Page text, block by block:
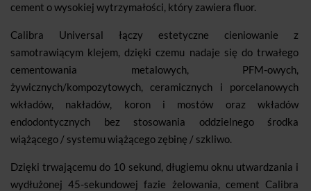
cement o wysokiej wytrzymałości, który zawiera fluor.
Calibra Universal łączy estetyczne cieniowanie z
samotrawiącym klejem, dzięki czemu nadaje się do trwałego
cementowania metalowych, PFM-owych,
żywicznych/kompozytowych, ceramicznych i porcelanowych
wkładów, nakładów, koron i mostów oraz wkładów
endodontycznych bez stosowania oddzielnego środka
wiążącego / systemu wiążącego zębinę / szkliwo.
Dzięki trwającemu do 10 sekund, długiemu oknu utwardzania i
wydłużonej 45-sekundowej fazie żelowania, cement Calibra